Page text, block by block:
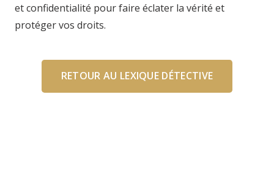
et confidentialité pour faire éclater la vérité et
protéger vos droits.
RETOUR AU LEXIQUE DÉTECTIVE